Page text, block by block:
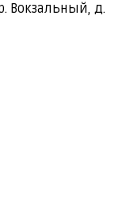
Вокзальный, д.